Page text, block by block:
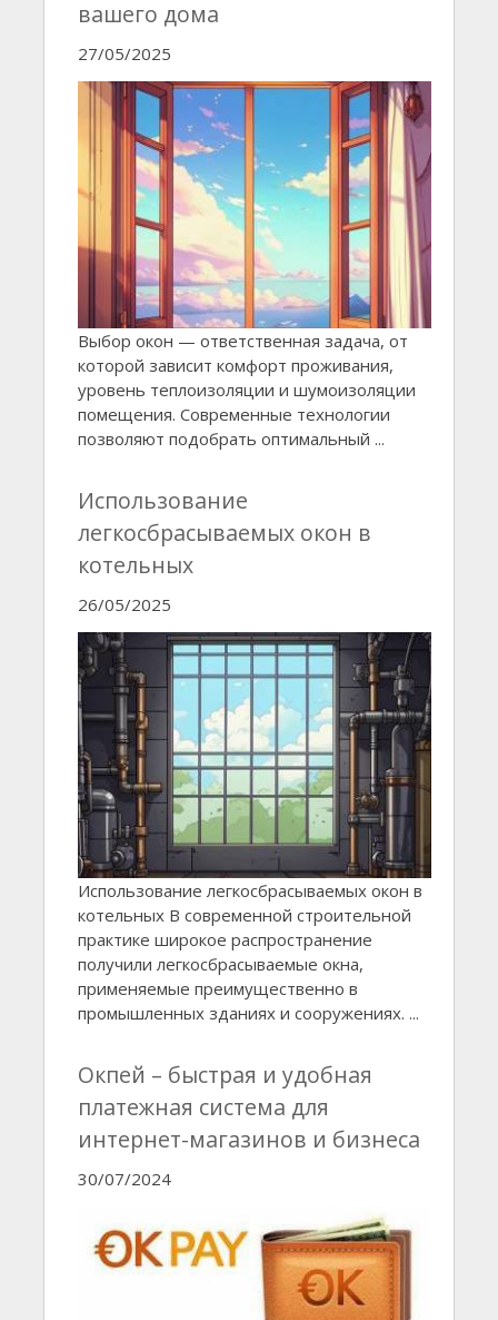
вашего дома
27/05/2025
Выбор окон — ответственная задача, от
которой зависит комфорт проживания,
уровень теплоизоляции и шумоизоляции
помещения. Современные технологии
позволяют подобрать оптимальный ...
Использование
легкосбрасываемых окон в
котельных
26/05/2025
Использование легкосбрасываемых окон в
котельных В современной строительной
практике широкое распространение
получили легкосбрасываемые окна,
применяемые преимущественно в
промышленных зданиях и сооружениях. ...
Окпей – быстрая и удобная
платежная система для
интернет-магазинов и бизнеса
30/07/2024